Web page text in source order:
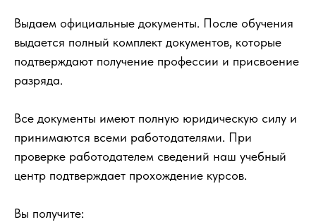
Выдаем официальные документы. После обучения
выдается полный комплект документов, которые
подтверждают получение профессии и присвоение
разряда.
Все документы имеют полную юридическую силу и
принимаются всеми работодателями. При
проверке работодателем сведений наш учебный
центр подтверждает прохождение курсов.
Вы получите: